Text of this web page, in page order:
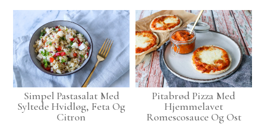
Simpel Pastasalat Med
Syltede Hvidløg, Feta Og
Citron
Pitabrød Pizza Med
Hjemmelavet
Romescosauce Og Ost